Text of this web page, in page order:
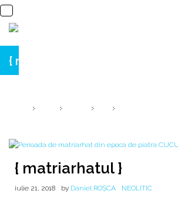
{ matriarhatul }
{ matriarhatul }
iulie 21, 2018 by Daniel ROȘCA NEOLITIC